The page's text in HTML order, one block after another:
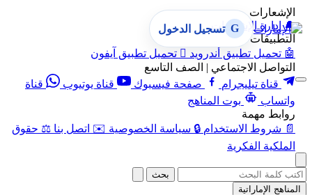
الإشعارات
🔔 إدارة الإشعارات
التطبيقات
🤖 تحميل تطبيق أندرويد  تحميل تطبيق آيفون
التواصل الاجتماعي | الصف التاسع
قناة تيليجرام
صفحة فيسبوك قناة يوتيوب
قناة
واتساب
بوت المناهج
روابط مهمة
📄 شروط الاستخدام 🔒 سياسة الخصوصية ✉️ اتصل بنا ⚖️ حقوق
الملكية الفكرية
G تسجيل الدخول
بحث
المناهج الإماراتية